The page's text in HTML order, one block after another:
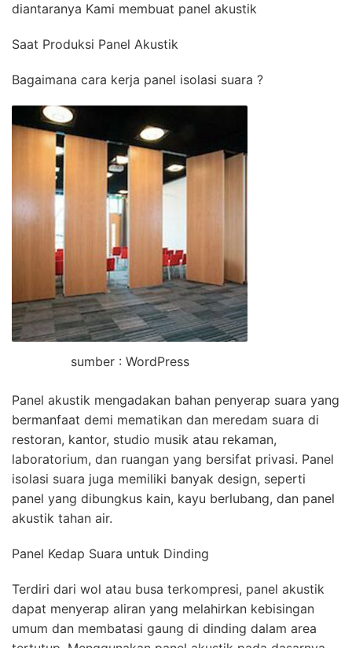
diantaranya Kami membuat panel akustik
Saat Produksi Panel Akustik
Bagaimana cara kerja panel isolasi suara ?
sumber : WordPress
Panel akustik mengadakan bahan penyerap suara yang
bermanfaat demi mematikan dan meredam suara di
restoran, kantor, studio musik atau rekaman,
laboratorium, dan ruangan yang bersifat privasi. Panel
isolasi suara juga memiliki banyak design, seperti
panel yang dibungkus kain, kayu berlubang, dan panel
akustik tahan air.
Panel Kedap Suara untuk Dinding
Terdiri dari wol atau busa terkompresi, panel akustik
dapat menyerap aliran yang melahirkan kebisingan
umum dan membatasi gaung di dinding dalam area